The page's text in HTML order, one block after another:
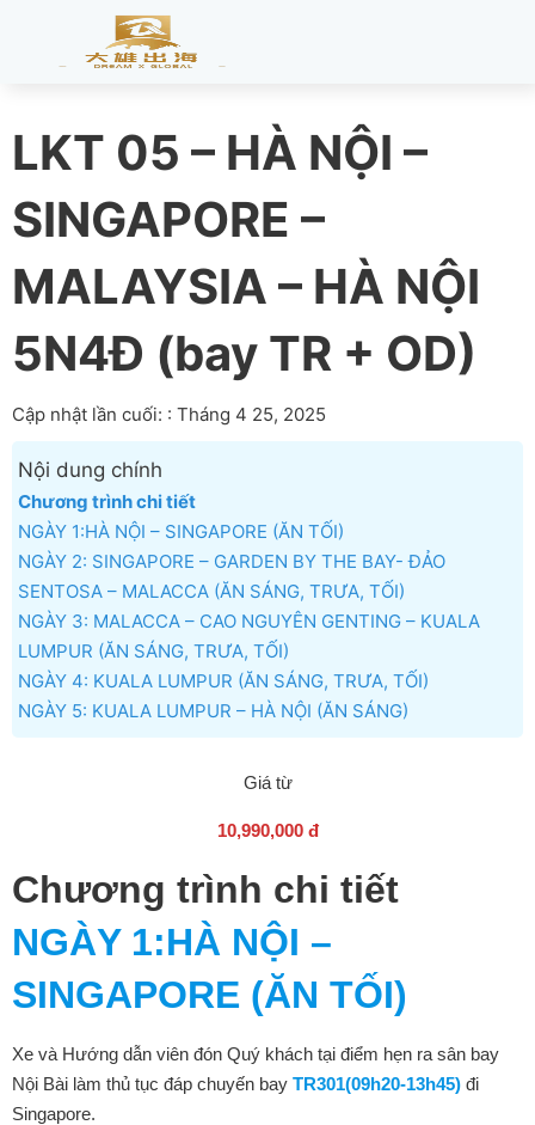
LKT 05 – HÀ NỘI –
SINGAPORE –
MALAYSIA – HÀ NỘI
5N4Đ (bay TR + OD)
Cập nhật lần cuối: : Tháng 4 25, 2025
Nội dung chính
Chương trình chi tiết
NGÀY 1:HÀ NỘI – SINGAPORE (ĂN TỐI)
NGÀY 2: SINGAPORE – GARDEN BY THE BAY- ĐẢO
SENTOSA – MALACCA (ĂN SÁNG, TRƯA, TỐI)
NGÀY 3: MALACCA – CAO NGUYÊN GENTING – KUALA
LUMPUR (ĂN SÁNG, TRƯA, TỐI)
NGÀY 4: KUALA LUMPUR (ĂN SÁNG, TRƯA, TỐI)
NGÀY 5: KUALA LUMPUR – HÀ NỘI (ĂN SÁNG)
Giá từ
10,990,000 đ
Chương trình chi tiết
NGÀY 1:HÀ NỘI –
SINGAPORE (ĂN TỐI)
Xe và Hướng dẫn viên đón Quý khách tại điểm hẹn ra sân bay
Nội Bài làm thủ tục đáp chuyến bay TR301(09h20-13h45) đi
Singapore.